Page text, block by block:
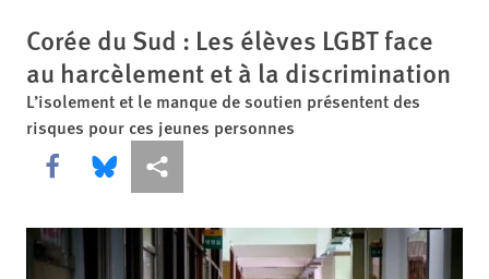
Corée du Sud : Les élèves LGBT face
au harcèlement et à la discrimination
L’isolement et le manque de soutien présentent des
risques pour ces jeunes personnes
Share this via Facebook
Share this via Bluesky
Share this via Partagez